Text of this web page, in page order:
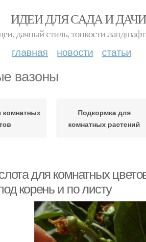
ИДЕИ ДЛЯ САДА И ДАЧИ
дачный стиль, тонкости
главная новости статьи
вазоны
комнатных
Подкормка для
комнатных растений
для комнатных
корень и по листу